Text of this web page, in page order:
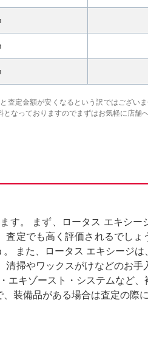
定金額が安くなるという訳ではござい
なっておりますのでまずはお気軽に店舗
。 まず、ロータス エキシー
定でも高く評価されるでしょ
また、ロータス エキシージ
掃やワックスがけなどのお
エキゾースト・システムなど
装備品がある場合は査定の際